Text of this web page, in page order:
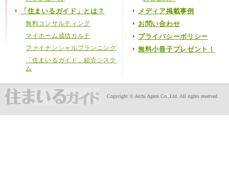
「住まいるガイド」とは？
無料コンサルティング
マイホーム成功カルテ
ファイナンシャルプランニング
「住まいるガイド」紹介システ
ム
メディア掲載事例
お問い合わせ
プライバシーポリシー
無料小冊子プレゼント！
Copyright © Archi Agent Co.,Ltd. All rights reserved.